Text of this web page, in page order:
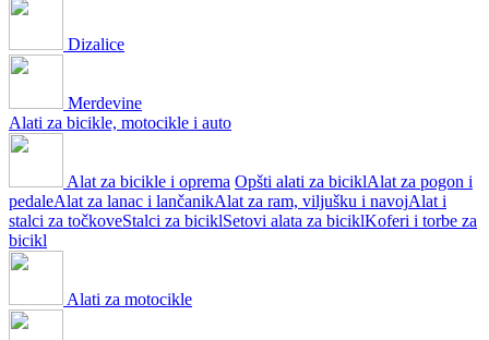
Dizalice
Merdevine
Alati za bicikle, motocikle i auto
Alat za bicikle i oprema Opšti alati za biciklAlat za pogon i
pedaleAlat za lanac i lančanikAlat za ram, viljušku i navojAlat i
stalci za točkoveStalci za biciklSetovi alata za biciklKoferi i torbe za
bicikl
Alati za motocikle